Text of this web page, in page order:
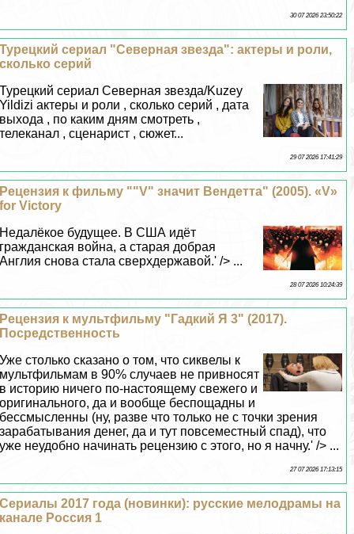
30 07 2026 23:50:22
Турецкий сериал "Северная звезда": актеры и роли,
сколько серий
Турецкий сериал Северная звезда/Kuzey
Yildizi актеры и роли , сколько серий , дата
выхода , по каким дням смотреть ,
телеканал , сценарист , сюжет...
29 07 2026 17:41:29
Рецензия к фильму ""V" значит Вендетта" (2005). «V»
for Victory
Недалёкое будущее. В США идёт
гражданская война, а старая добрая
Англия снова стала сверхдержавой.' /> ...
28 07 2026 10:24:39
Рецензия к мультфильму "Гадкий Я 3" (2017).
Посредственность
Уже столько сказано о том, что сиквелы к
мультфильмам в 90% случаев не привносят
в историю ничего по-настоящему свежего и
оригинального, да и вообще беспощадны и
бессмысленны (ну, разве что только не с точки зрения
заpaбатывания денег, да и тут повсеместный спад), что
уже неудобно начинать рецензию с этого, но я начну.' /> ...
27 07 2026 17:13:15
Сериалы 2017 года (новинки): русские мелодрамы на
канале Россия 1